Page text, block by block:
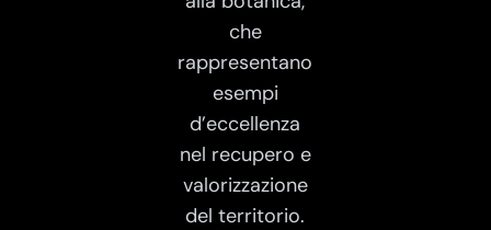
che
rappresentano
esempi
d’eccellenza
nel recupero e
valorizzazione
del territorio.